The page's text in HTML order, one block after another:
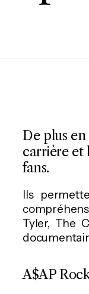
De plus
carrière et
fans.
Ils
Tyler, The
A$AP